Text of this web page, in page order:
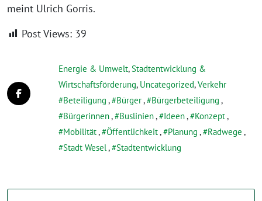
meint Ulrich Gorris.
Post Views: 39
Energie & Umwelt,Stadtentwicklung &
Wirtschaftsförderung, Uncategorized,Verkehr
Beteiligung , Bürger, Bürgerbeteiligung ,
Bürgerinnen, Buslinien, Ideen, Konzept,
Mobilität, Öffentlichkeit, Planung , Radwege ,
Stadt Wesel , Stadtentwicklung